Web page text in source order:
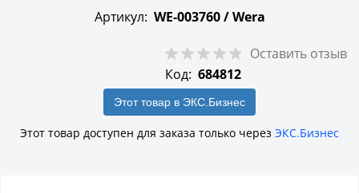
Артикул: WE-003760 /Wera
Оставить отзыв
Код: 684812
Этот товар в ЭКС.Бизнес
Этот товар доступен для заказа только через ЭКС.Бизнес